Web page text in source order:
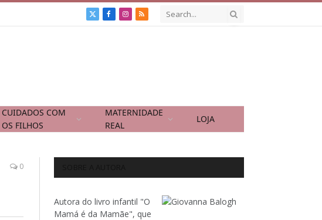
X
Facebook
Instagram
RSS
CUIDADOS COM
OS FILHOS
MATERNIDADE
REAL
LOJA
0
Autora do livro infantil "O
Mamá é da Mamãe", que